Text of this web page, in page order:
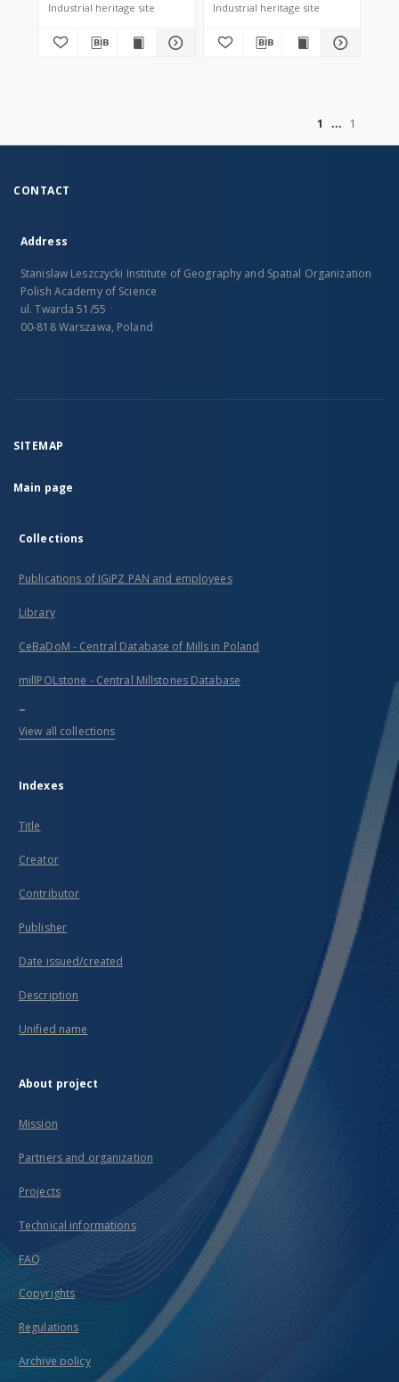
Industrial heritage site Industrial heritage site
1
1
CONTACT
Address
Stanislaw Leszczycki Institute of Geography and Spatial Organization
Polish Academy of Science
ul. Twarda 51/55
00-818 Warszawa, Poland
SITEMAP
Main page
Collections
Publications of IGiPZ PAN and employees
Library
CeBaDoM - Central Database of Mills in Poland
millPOLstone - Central Millstones Database
...
View all collections
Indexes
Title
Creator
Contributor
Publisher
Date issued/created
Description
Unified name
About project
Mission
Partners and organization
Projects
Technical informations
FAQ
Copyrights
Regulations
Archive policy